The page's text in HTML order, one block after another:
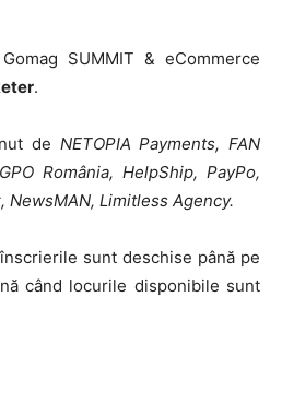
SUMMIT & eCommerce
.
de NETOPIA Payments, FAN
România, HelpShip, PayPo,
NewsMAN, Limitless Agency.
sunt deschise până pe
când locurile disponibile sunt